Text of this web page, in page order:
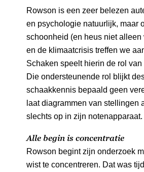
Rowson is een zeer belezen
en psychologie natuurlijk, maar
schoonheid (en heus niet
en de klimaatcrisis treffen we
Schaken speelt hierin de rol
Die ondersteunende rol blijkt
schaakkennis bepaald geen
laat diagrammen van stellingen
slechts op in zijn notenapparaat.
Alle begin is concentratie
Rowson begint zijn onderzoek
wist te concentreren. Dat was